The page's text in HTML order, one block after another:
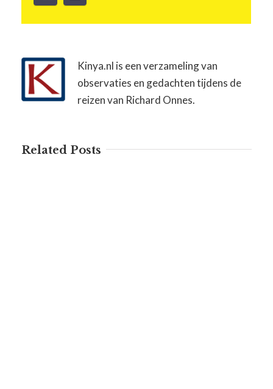
Kinya.nl is een verzameling van
observaties en gedachten tijdens de
reizen van Richard Onnes.
Related Posts